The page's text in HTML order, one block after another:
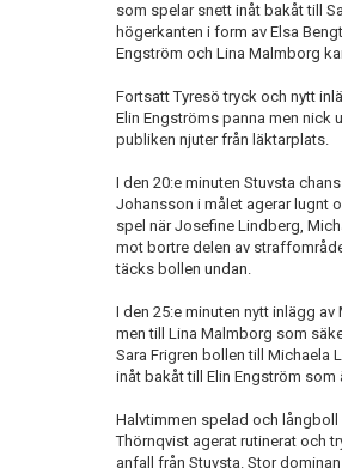
som spelar snett inåt bakåt till
högerkanten i form av Elsa
Engström och Lina Malmborg
Fortsatt Tyresö tryck och nytt
Elin Engströms panna men nick
publiken njuter från läktarplats.
I den 20:e minuten Stuvsta
Johansson i målet agerar lugnt
spel när Josefine Lindberg,
mot bortre delen av
täcks bollen undan.
I den 25:e minuten nytt inlägg
men till Lina Malmborg som
Sara Frigren bollen till Michaela
inåt bakåt till Elin Engström
Halvtimmen spelad och
Thörnqvist agerat rutinerat och
anfall från Stuvsta. Stor